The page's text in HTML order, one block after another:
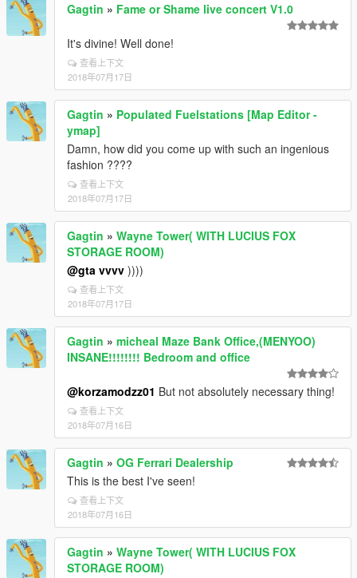
Gagtin » Fame or Shame live concert V1.0
It's divine! Well done!
查看上下文
2018年07月17日
Gagtin » Populated Fuelstations [Map Editor -
ymap]
Damn, how did you come up with such an ingenious
fashion ????
查看上下文
2018年07月17日
Gagtin » Wayne Tower( WITH LUCIUS FOX
STORAGE ROOM)
@gta vvvv ))))
查看上下文
2018年07月17日
Gagtin » micheal Maze Bank Office,(MENYOO)
INSANE!!!!!!!! Bedroom and office
@korzamodzz01 But not absolutely necessary thing!
查看上下文
2018年07月16日
Gagtin » OG Ferrari Dealership
This is the best I've seen!
查看上下文
2018年07月16日
Gagtin » Wayne Tower( WITH LUCIUS FOX
STORAGE ROOM)